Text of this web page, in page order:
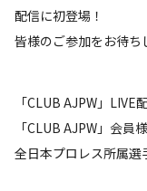
配信に初登場！
皆様のご参加をお待ち
「CLUB AJPW」
「CLUB AJPW」会員
全日本プロレス所属選